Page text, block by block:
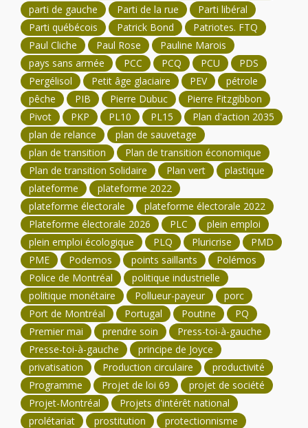
parti de gauche
Parti de la rue
Parti libéral
Parti québécois
Patrick Bond
Patriotes. FTQ
Paul Cliche
Paul Rose
Pauline Marois
pays sans armée
PCC PCQ PCU
PDS
Pergélisol
Petit âge glaciaire PEV
pétrole
pêche
PIB Pierre Dubuc
Pierre Fitzgibbon
Pivot
PKP PL10 PL15
Plan d'action 2035
plan de relance
plan de sauvetage
plan de transition
Plan de transition économique
Plan de transition Solidaire
Plan vert
plastique
plateforme
plateforme 2022
plateforme électorale
plateforme électorale 2022
Plateforme électorale 2026
PLC
plein emploi
plein emploi écologique
PLQ Pluricrise
PMD
PME
Podemos points saillants
Polémos
Police de Montréal
politique industrielle
politique monétaire
Pollueur-payeur
porc
Port de Montréal
Portugal Poutine
PQ
Premier mai
prendre soin
Press-toi-à-gauche
Presse-toi-à-gauche
principe de Joyce
privatisation
Production circulaire
productivité
Programme
Projet de loi 69
projet de société
Projet-Montréal
Projets d'intérêt national
prolétariat
prostitution
protectionnisme